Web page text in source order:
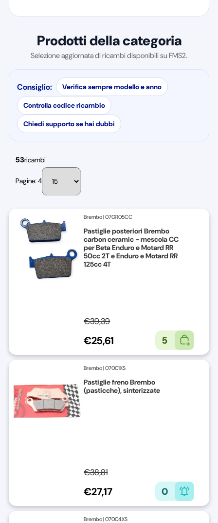
Prodotti della categoria
Selezione aggiornata di ricambi disponibili su FMS2.
Consiglio: Verifica sempre modello e anno
Controlla codice ricambio
Chiedi supporto se hai dubbi
53ricambi
Pagine: 4
Brembo|07GR05CC
Pastiglie posteriori Brembo
carbon ceramic - mescola CC
per Beta Enduro e Motard RR
50cc 2T e Enduro e Motard RR
125cc 4T
€39,39
€25,61 5
Brembo|07001XS
Pastiglie freno Brembo
(pasticche), sinterizzate
€38,81
€27,17 0
Brembo|07004XS